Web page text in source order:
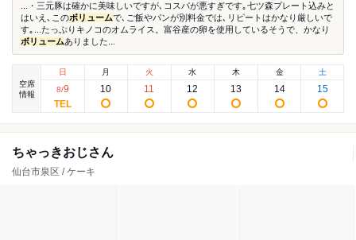
...・三元豚は確かに美味しいですが､コスパが悪すぎです｡七ツ森プレート込みと
はいえ､このボリュームで､ご飯やパンが別料金では､リピートはかなり厳しいで
す｡...たっぷりキノコのオムライス。富谷産の卵を使用しているそうで、かなり
ボリュームありました...
空席
情報
日
8/9
月
10
火
11
水
12
木
13
金
14
土
15
ちゃっきおじさん
仙台市泉区 / ケーキ